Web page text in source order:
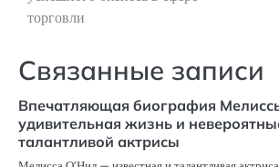
торговли
Связанные записи
Впечатляющая биография
удивительная жизнь и
талантливой актрисы